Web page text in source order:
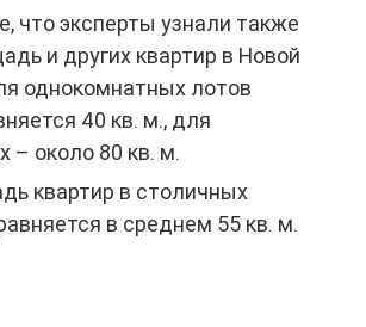
что эксперты узнали также
и других квартир в Новой
однокомнатных лотов
40 кв. м., для
– около 80 кв. м.
квартир в столичных
в среднем 55 кв. м.